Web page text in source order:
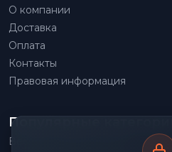
О компании
Доставка
Оплата
Контакты
Правовая информация
Популярные категории
Весовое оборудование